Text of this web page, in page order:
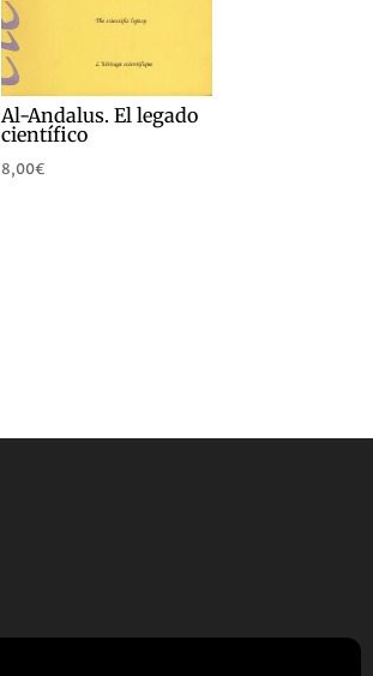
Al-Andalus. El legado
científico
8,00€